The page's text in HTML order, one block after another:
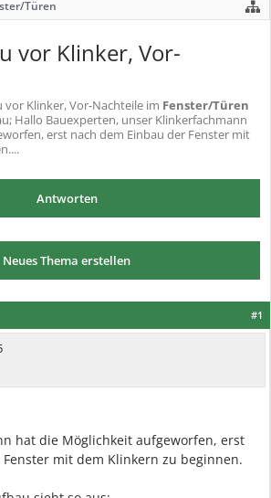
Türen
vor Klinker, Vor-
vor Klinker, Vor-Nachteile im Fenster/Türen
Hallo Bauexperten, unser Klinkerfachmann
erst nach dem Einbau der Fenster mit
Antworten
Neues Thema erstellen
#1
hat die Möglichkeit aufgeworfen, erst
mit dem Klinkern zu beginnen.